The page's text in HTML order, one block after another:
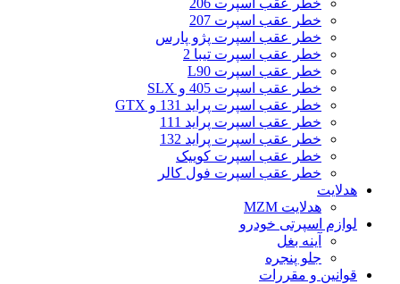
خطر عقب اسپرت 206
خطر عقب اسپرت 207
خطر عقب اسپرت پژو پارس
خطر عقب اسپرت تیبا 2
خطر عقب اسپرت L90
خطر عقب اسپرت 405 و SLX
خطر عقب اسپرت پراید 131 و GTX
خطر عقب اسپرت پراید 111
خطر عقب اسپرت پراید 132
خطر عقب اسپرت کوییک
خطر عقب اسپرت فول کالر
هدلایت
هدلایت MZM
لوازم اسپرتی خودرو
آینه بغل
جلو پنجره
قوانین و مقررات